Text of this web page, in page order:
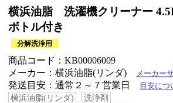
横浜油脂 洗濯機クリーナー
ボトル付き
分解洗浄用
商品コード：KB00006009
メーカー：横浜油脂(リンダ)
メーカー
発送目安：通常２～７営業日 目安につ
横浜油脂(リンダ)
洗浄剤